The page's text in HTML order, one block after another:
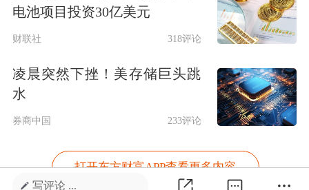
电池项目投资30亿美元
财联社 318评论
凌晨突然下挫！美存储巨头跳
水
券商中国 233评论
打开东方财富APP查看更多内容
写评论 ...